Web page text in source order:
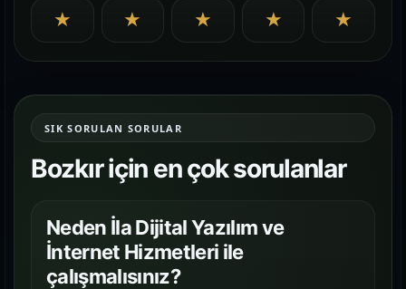
★ ★ ★ ★ ★
SIK SORULAN SORULAR
Bozkır için en çok sorulanlar
Neden İla Dijital Yazılım ve
İnternet Hizmetleri ile
çalışmalısınız?